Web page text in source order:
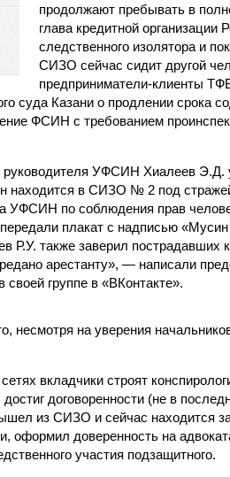
продолжают пребывать в
глава кредитной
следственного изолятора и
СИЗО сейчас сидит другой
предприниматели-клиенты
суда Казани о продлении срока
ФСИН с требованием
руководителя УФСИН Хиалеев Э.Д.
находится в СИЗО № 2 под
УФСИН по соблюдения прав
плакат с надписью
Р.У. также заверил пострадавших
арестанту», — написали
группе в «ВКонтакте».
несмотря на уверения
вкладчики строят
договоренности (не в
из СИЗО и сейчас находится
оформил доверенность на
участия подзащитного.